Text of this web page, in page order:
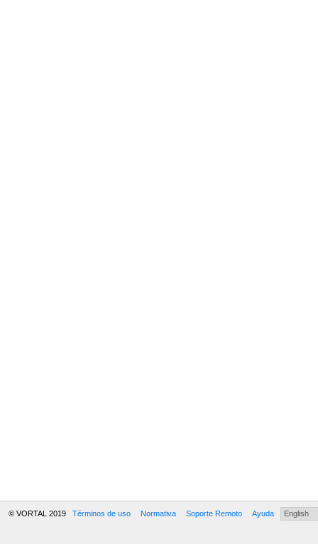
© VORTAL 2019 Términos de uso Normativa Soporte Remoto Ayuda